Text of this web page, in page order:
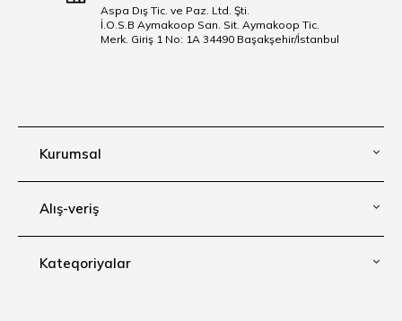
Kurumsal
Alış-veriş
Kateqoriyalar
Aspa Dış Tic. ve Paz. Ltd. Şti.
İ.O.S.B Aymakoop San. Sit. Aymakoop Tic.
Merk. Giriş 1 No: 1A 34490 Başakşehir/İstanbul